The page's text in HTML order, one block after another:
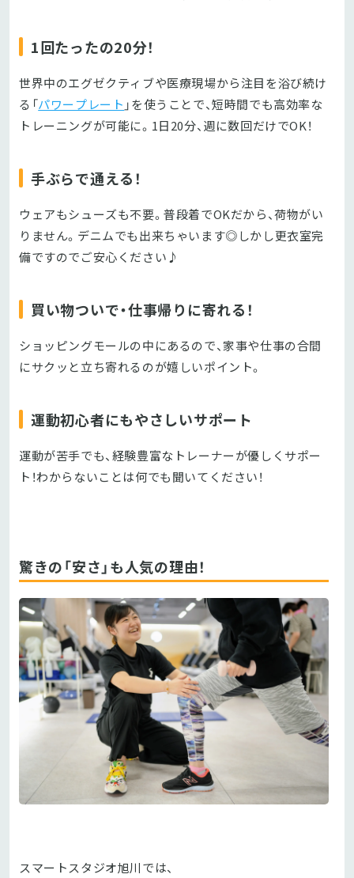
1回たったの20分！
世界中のエグゼクティブや医療現場から注目を浴び続け
る「パワープレート 」を使うことで、短時間でも高効率な
トレーニングが可能に。1日20分、週に数回だけでOK！
手ぶらで通える！
ウェアもシューズも不要。普段着でOKだから、荷物がい
りません。デニムでも出来ちゃいます◎しかし更衣室完
備ですのでご安心ください♪
買い物ついで・仕事帰りに寄れる！
ショッピングモールの中にあるので、家事や仕事の合間
にサクッと立ち寄れるのが嬉しいポイント。
運動初心者にもやさしいサポート
運動が苦手でも、経験豊富なトレーナーが優しくサポー
ト！わからないことは何でも聞いてください！
驚きの「安さ」も人気の理由！
スマートスタジオ旭川では、